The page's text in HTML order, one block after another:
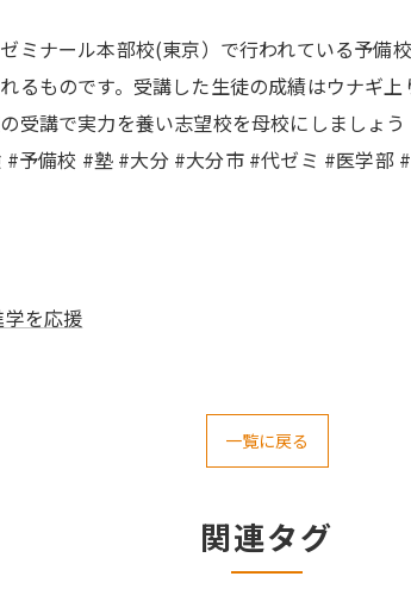
ミナール本部校(東京）で行われている予備
るものです。受講した生徒の成績はウナギ
受講で実力を養い志望校を母校にしましょう
予備校 #塾 #大分 #大分市 #代ゼミ #医学
を応援
一覧に戻る
関連タグ